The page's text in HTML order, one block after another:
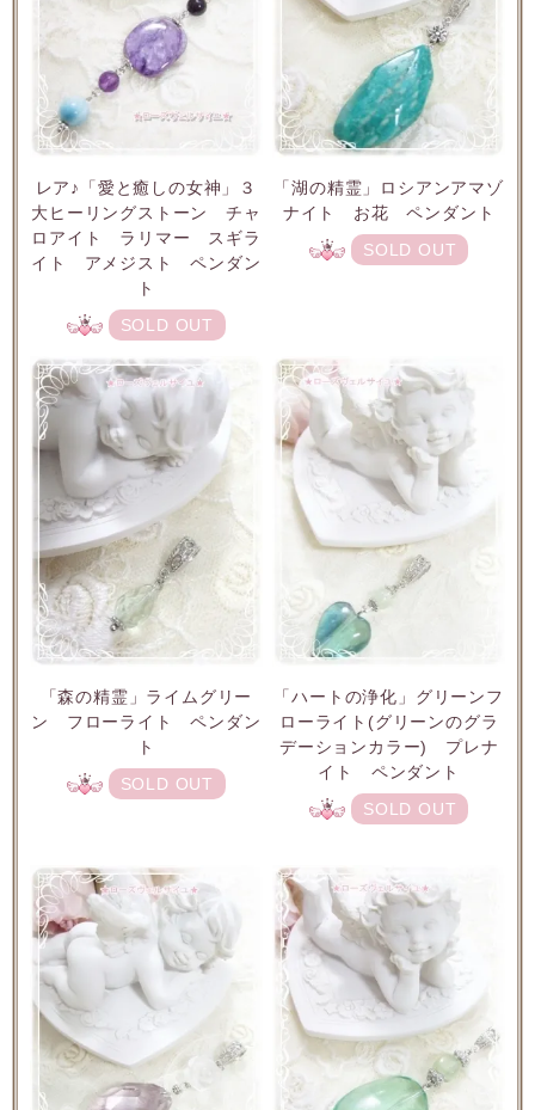
レア♪「愛と癒しの女神」３
大ヒーリングストーン チャ
ロアイト ラリマー スギラ
イト アメジスト ペンダン
ト
SOLD OUT
「湖の精霊」ロシアンアマゾ
ナイト お花 ペンダント
SOLD OUT
「森の精霊」ライムグリー
ン フローライト ペンダン
ト
SOLD OUT
「ハートの浄化」グリーンフ
ローライト(グリーンのグラ
デーションカラー) プレナ
イト ペンダント
SOLD OUT